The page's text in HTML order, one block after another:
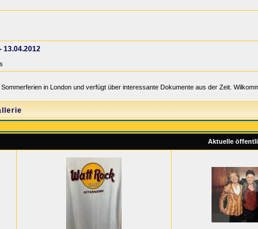
13.04.2012
in London und verfügt über interessante Dokumente aus der Zeit.
Aktuelle